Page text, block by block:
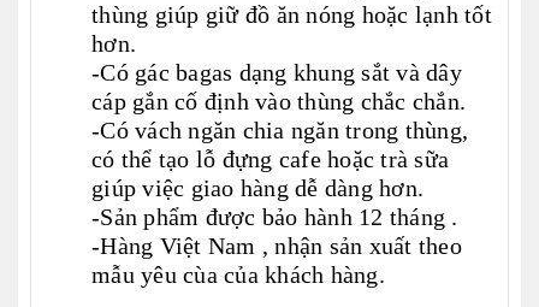
thùng giúp giữ đồ ăn nóng hoặc lạnh tốt
hơn.
-Có gác bagas dạng khung sắt và dây
cáp gắn cố định vào thùng chắc chắn.
-Có vách ngăn chia ngăn trong thùng,
có thể tạo lỗ đựng cafe hoặc trà sữa
giúp việc giao hàng dễ dàng hơn.
-Sản phẩm được bảo hành 12 tháng .
-Hàng Việt Nam , nhận sản xuất theo
mẫu yêu cùa của khách hàng.